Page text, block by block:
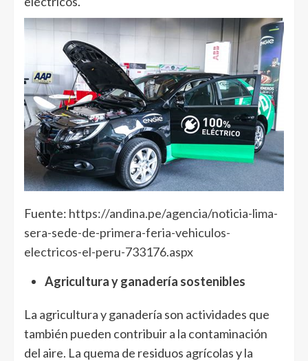
Fuente: https://andina.pe/agencia/noticia-lima-
sera-sede-de-primera-feria-vehiculos-
electricos-el-peru-733176.aspx
Agricultura y ganadería sostenibles
La agricultura y ganadería son actividades que
también pueden contribuir a la contaminación
del aire. La quema de residuos agrícolas y la